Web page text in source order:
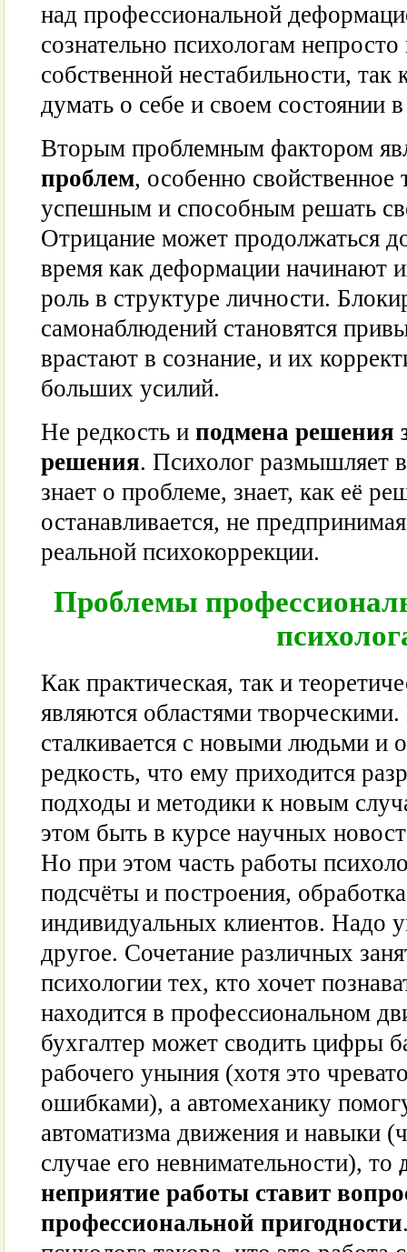
над профессиональной
сознательно психологам
собственной нестабильности,
думать о себе и своем состоянии
Вторым проблемным фактором
проблем, особенно свойственное
успешным и способным решать
Отрицание может продолжаться
время как деформации начинают
роль в структуре личности.
самонаблюдений становятся
врастают в сознание, и их
больших усилий.
Не редкость и подмена решения
решения. Психолог размышляет
знает о проблеме, знает, как её
останавливается, не
реальной психокоррекции.
Проблемы
Как практическая, так и
являются областями
сталкивается с новыми людьми и
редкость, что ему приходится
подходы и методики к новым
этом быть в курсе научных
Но при этом часть работы
подсчёты и построения,
индивидуальных клиентов. Надо
другое. Сочетание различных
психологии тех, кто хочет
находится в профессиональном
бухгалтер может сводить цифры
рабочего уныния (хотя это
ошибками), а автомеханику
автоматизма движения и навыки
случае его невнимательности), то
неприятие работы ставит
профессиональной пригодности